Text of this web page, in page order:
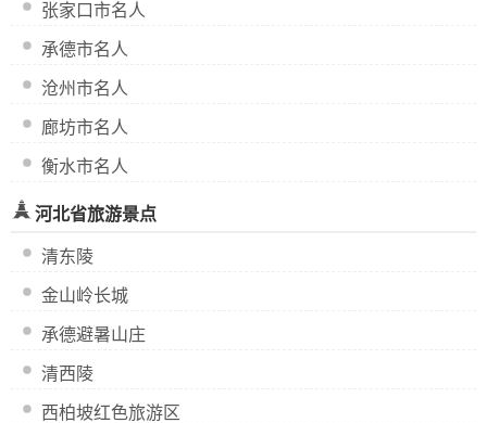
张家口市名人
承德市名人
沧州市名人
廊坊市名人
衡水市名人
河北省旅游景点
清东陵
金山岭长城
承德避暑山庄
清西陵
西柏坡红色旅游区